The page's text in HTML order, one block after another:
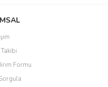
siz yapın!
görüntülenemiyor.
bulunuyor.
Formu